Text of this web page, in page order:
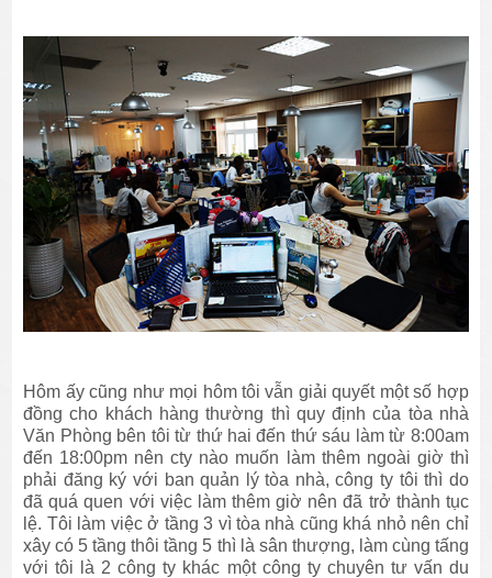
Hôm ấy cũng như mọi hôm tôi vẫn giải quyết một số hợp
đồng cho khách hàng thường thì quy định của tòa nhà
Văn Phòng bên tôi từ thứ hai đến thứ sáu làm từ 8:00am
đến 18:00pm nên cty nào muốn làm thêm ngoài giờ thì
phải đăng ký với ban quản lý tòa nhà, công ty tôi thì do
đã quá quen với việc làm thêm giờ nên đã trở thành tục
lệ. Tôi làm việc ở tầng 3 vì tòa nhà cũng khá nhỏ nên chỉ
xây có 5 tầng thôi tầng 5 thì là sân thượng, làm cùng tấng
với tôi là 2 công ty khác một công ty chuyên tư vấn du